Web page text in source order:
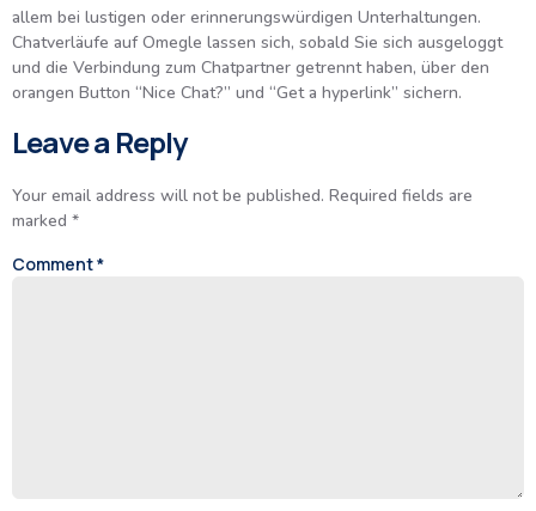
allem bei lustigen oder erinnerungswürdigen Unterhaltungen.
Chatverläufe auf Omegle lassen sich, sobald Sie sich ausgeloggt
und die Verbindung zum Chatpartner getrennt haben, über den
orangen Button “Nice Chat?” und “Get a hyperlink” sichern.
Leave a Reply
Your email address will not be published. Required fields are
marked *
Comment*